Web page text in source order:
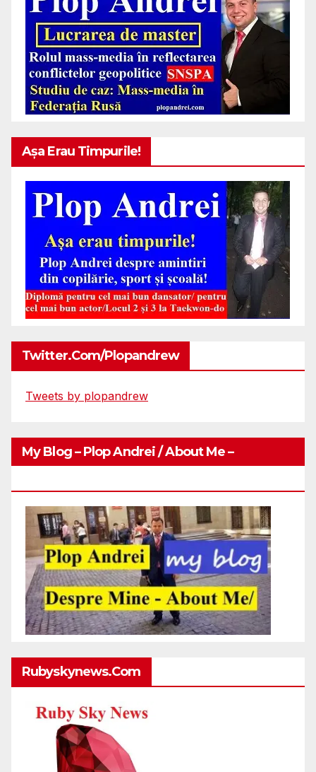
Așa Erau Timpurile!
Twitter.com/plopandrew
Tweets by plopandrew
My Blog – Plop Andrei / About Me –
Rubyskynews.com